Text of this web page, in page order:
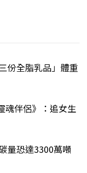
份全脂乳品」體重
魂伴侶》：追女生
量恐達3300萬噸